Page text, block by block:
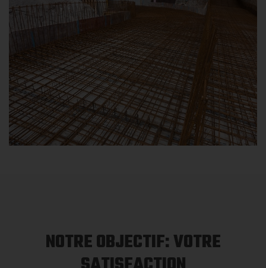
NOTRE OBJECTIF: VOTRE